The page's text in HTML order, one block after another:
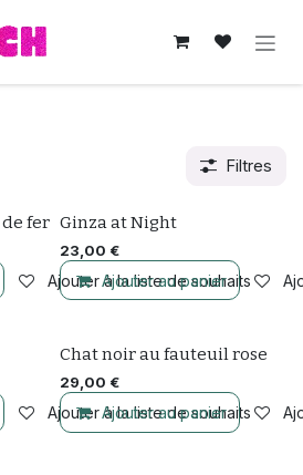
Filtres
de fer
Ajouter à la liste de souhaits
Nouveau !
Ginza at Night
23,00 €
Ajouter au panier
Ajouter à la liste de souhaits
Chat noir au fauteuil rose
29,00 €
Ajouter au panier